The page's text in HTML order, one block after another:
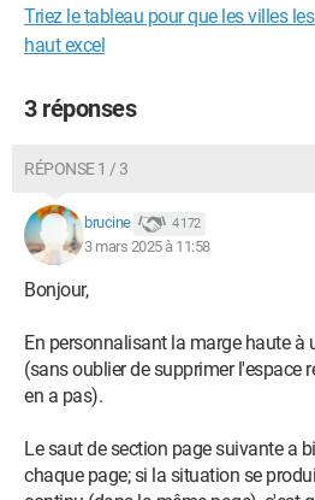
Triez le tableau pour que les villes
haut excel
3 réponses
RÉPONSE 1 / 3
brucine 4 172
3 mars 2025 à 11:58
Bonjour,
En personnalisant la marge haute à
(sans oublier de supprimer l'espace
en a pas).
Le saut de section page suivante a
chaque page; si la situation se